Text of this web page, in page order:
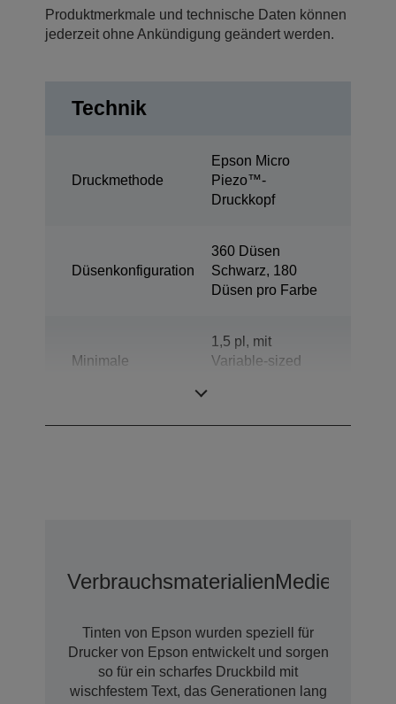
Produktmerkmale und technische Daten können
jederzeit ohne Ankündigung geändert werden.
Technik
Druckmethode
Epson Micro
Piezo™-
Druckkopf
Düsenkonfiguration
360 Düsen
Schwarz, 180
Düsen pro Farbe
Minimale
1,5 pl, mit
Variable-sized
VerbrauchsmaterialienMedien
Tinten von Epson wurden speziell für
Drucker von Epson entwickelt und sorgen
so für ein scharfes Druckbild mit
wischfestem Text, das Generationen lang